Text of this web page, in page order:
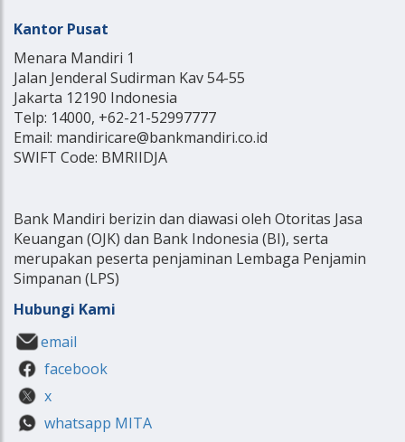
Kantor Pusat
Menara Mandiri 1
Jalan Jenderal Sudirman Kav 54-55
Jakarta 12190 Indonesia
Telp: 14000, +62-21-52997777
Email: mandiricare@bankmandiri.co.id
SWIFT Code: BMRIIDJA
Bank Mandiri berizin dan diawasi oleh Otoritas Jasa
Keuangan (OJK) dan Bank Indonesia (BI), serta
merupakan peserta penjaminan Lembaga Penjamin
Simpanan (LPS)
Hubungi Kami
email
facebook
x
whatsapp MITA